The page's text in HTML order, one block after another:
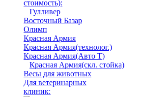
стоимость):
Гулливер
Восточный Базар
Олимп
Красная Армия
Красная Армия(технолог.)
Красная Армия(Авто Т)
Красная Армия(скл. стойка)
Весы для животных
Для ветеринарных
клиник: